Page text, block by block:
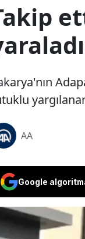
AA
Google